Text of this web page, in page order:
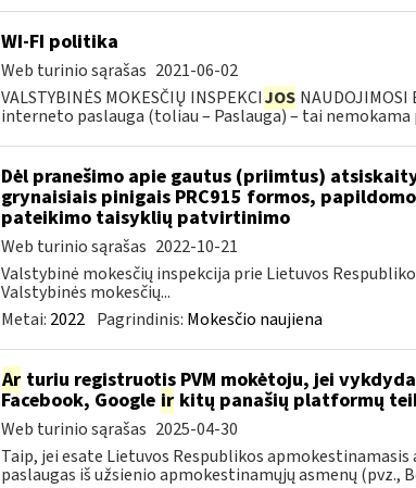
WI-FI politika
Web turinio sąrašas 2021-06-02
VALSTYBINĖS MOKESČIŲ INSPEKCIJOS NAUDOJIMOSI
interneto paslauga (toliau – Paslauga) – tai nemokama
Dėl pranešimo apie gautus (priimtus)
grynaisiais pinigais PRC915 formos,
pateikimo taisyklių patvirtinimo
Web turinio sąrašas 2022-10-21
Valstybinė mokesčių inspekcija prie Lietuvos
Valstybinės mokesčių...
Metai: 2022 Pagrindinis: Mokesčio naujiena
Arturiu registruotis PVM mokėtoju, jei
Facebook, Google irkitų panašių platformų
Web turinio sąrašas 2025-04-30
Taip, jei esate Lietuvos Respublikos apmokestinamasis
paslaugas iš užsienio apmokestinamųjų asmenų (pvz.,